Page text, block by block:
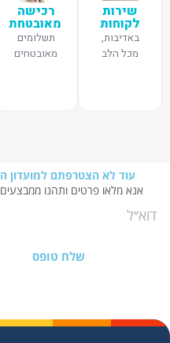
שירות
לקוחות
באדיבות,
מכל הלב
רכישה
מאובטחת
תשלומים
מאובטחים
עוד לא הצטרפתם למועדון
אנא מלאו פרטים ותהנו
שלח טופס